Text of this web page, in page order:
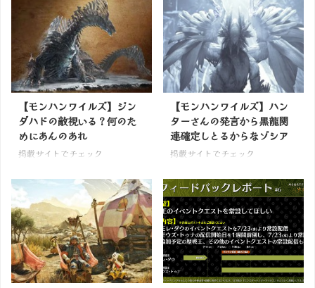
【モンハンワイルズ】ジン
ダハドの敵視いる？何のた
めにあんのあれ
掲載サイトでチェック
【モンハンワイルズ】ハン
ターさんの発言から黒龍関
連確定しとるからなゾシア
掲載サイトでチェック